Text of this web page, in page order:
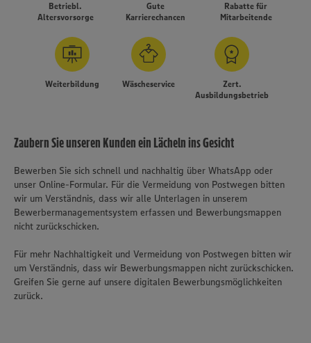
Betriebl.
Altersvorsorge
Gute
Karrierechancen
Rabatte für
Mitarbeitende
Weiterbildung Wäscheservice
Zert.
Ausbildungsbetrieb
Zaubern Sie unseren Kunden ein Lächeln ins Gesicht
Bewerben Sie sich schnell und nachhaltig über WhatsApp oder
unser Online-Formular. Für die Vermeidung von Postwegen bitten
wir um Verständnis, dass wir alle Unterlagen in unserem
Bewerbermanagementsystem erfassen und Bewerbungsmappen
nicht zurückschicken.
Für mehr Nachhaltigkeit und Vermeidung von Postwegen bitten wir
um Verständnis, dass wir Bewerbungsmappen nicht zurückschicken.
Greifen Sie gerne auf unsere digitalen Bewerbungsmöglichkeiten
zurück.